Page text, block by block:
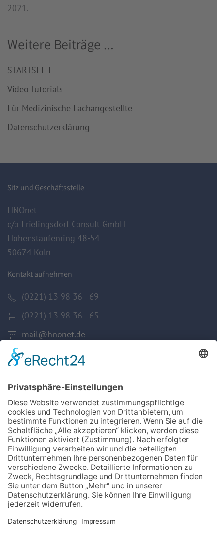
2021.
Weitere Beiträge ...
STARTSEITE
Video Tutorials
Für Medizinische Fachangestellte
Datenschutzerklärung
Sitz und Geschäftsstelle
HNOnet
c/o Frielingsdorf Consult GmbH
Hohenstaufenring 48-54
50674 Köln
Kontakt aufnehmen
(0221) 13 98 36 - 69
(0221) 13 98 36 - 65
mail@hnonet.de
Services
Für MFA
Arztsuche
Mitgliederbereich
Informationen
Datenschutz
Impressum
Aktuelles